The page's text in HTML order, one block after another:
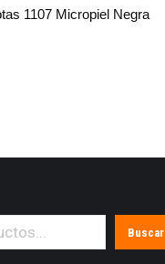
1107 Micropiel Negra
Buscar